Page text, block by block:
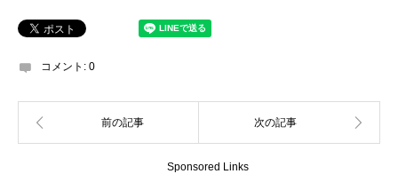
コメント: 0
Sponsored Links